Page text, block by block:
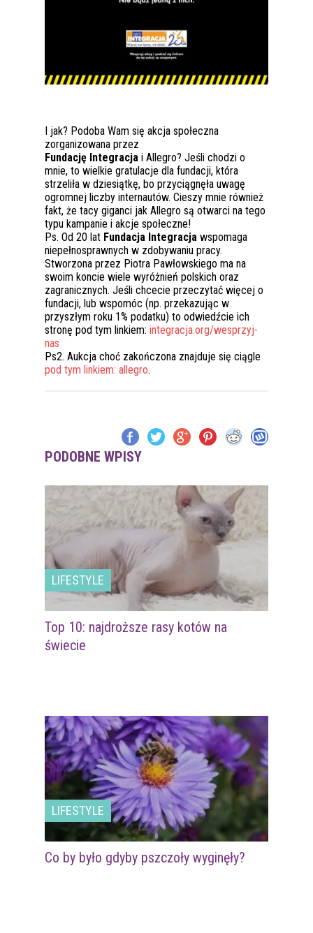
I jak? Podoba Wam się akcja społeczna
zorganizowana przez
Fundację Integracja i Allegro? Jeśli chodzi o
mnie, to wielkie gratulacje dla fundacji, która
strzeliła w dziesiątkę, bo przyciągnęła uwagę
ogromnej liczby internautów. Cieszy mnie również
fakt, że tacy giganci jak Allegro są otwarci na tego
typu kampanie i akcje społeczne!
Ps. Od 20 lat Fundacja Integracja wspomaga
niepełnosprawnych w zdobywaniu pracy.
Stworzona przez Piotra Pawłowskiego ma na
swoim koncie wiele wyróżnień polskich oraz
zagranicznych. Jeśli chcecie przeczytać więcej o
fundacji, lub wspomóc (np. przekazując w
przyszłym roku 1% podatku) to odwiedźcie ich
stronę pod tym linkiem: integracja.org/wesprzyj-
nas
Ps2. Aukcja choć zakończona znajduje się ciągle
pod tym linkiem: allegro.
PODOBNE WPISY
LIFESTYLE
Top 10: najdroższe rasy kotów na
świecie
LIFESTYLE
Co by było gdyby pszczoły wyginęły?